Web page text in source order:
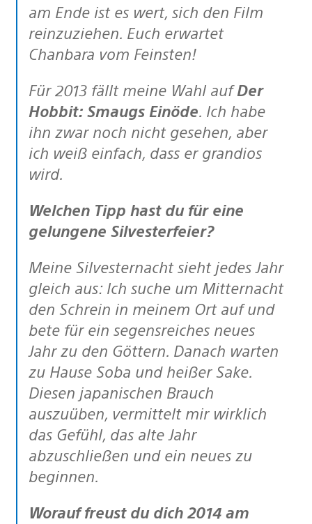
am Ende ist es wert, sich den Film
reinzuziehen. Euch erwartet
Chanbara vom Feinsten!
Für 2013 fällt meine Wahl aufDer
Hobbit: Smaugs Einöde. Ich habe
ihn zwar noch nicht gesehen, aber
ich weiß einfach, dass er grandios
wird.
Welchen Tipp hast du für eine
gelungene Silvesterfeier?
Meine Silvesternacht sieht jedes Jahr
gleich aus: Ich suche um Mitternacht
den Schrein in meinem Ort auf und
bete für ein segensreiches neues
Jahr zu den Göttern. Danach warten
zu Hause Soba und heißer Sake.
Diesen japanischen Brauch
auszuüben, vermittelt mir wirklich
das Gefühl, das alte Jahr
abzuschließen und ein neues zu
beginnen.
Worauf freust du dich 2014 am